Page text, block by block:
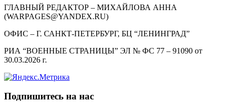
ГЛАВНЫЙ РЕДАКТОР – МИХАЙЛОВА АННА
(WARPAGES@YANDEX.RU)
ОФИС – Г. САНКТ-ПЕТЕРБУРГ, БЦ “ЛЕНИНГРАД”
РИА “ВОЕННЫЕ СТРАНИЦЫ” ЭЛ № ФС 77 – 91090 от
30.03.2026 г.
Подпишитесь на нас